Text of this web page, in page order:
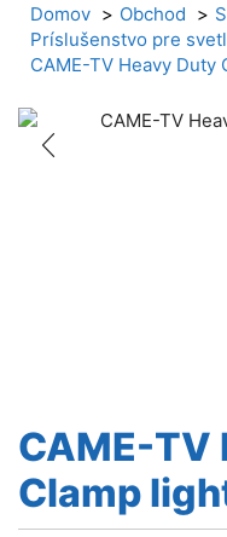
Domov Obchod
Príslušenstvo pre
CAME-TV Heavy Duty
CAME-TV
Clamp